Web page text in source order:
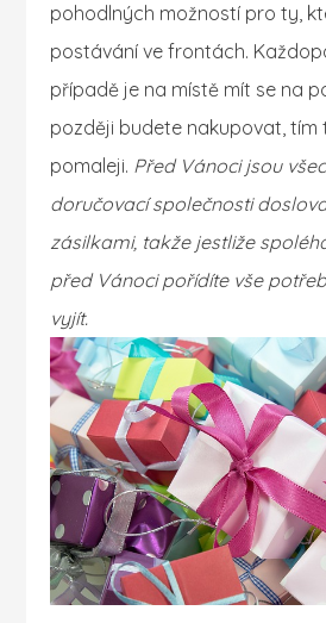
pohodlných možností pro ty,
postávání ve frontách.
případě je na místě mít se na
později budete nakupovat, tím
pomaleji. Před Vánoci jsou
doručovací společnosti
zásilkami, takže jestliže
před Vánoci pořídíte vše
vyjít.